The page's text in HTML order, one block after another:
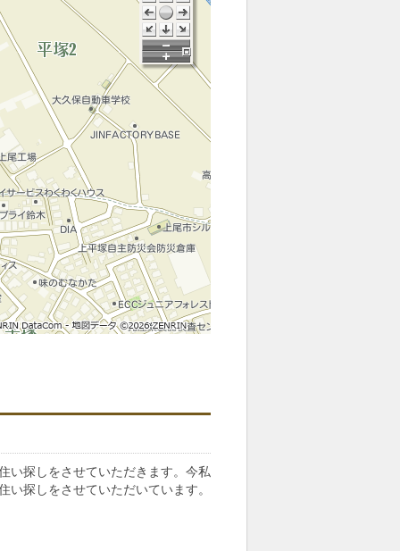
い探しをさせていただきます。今私
探しをさせていただいています。